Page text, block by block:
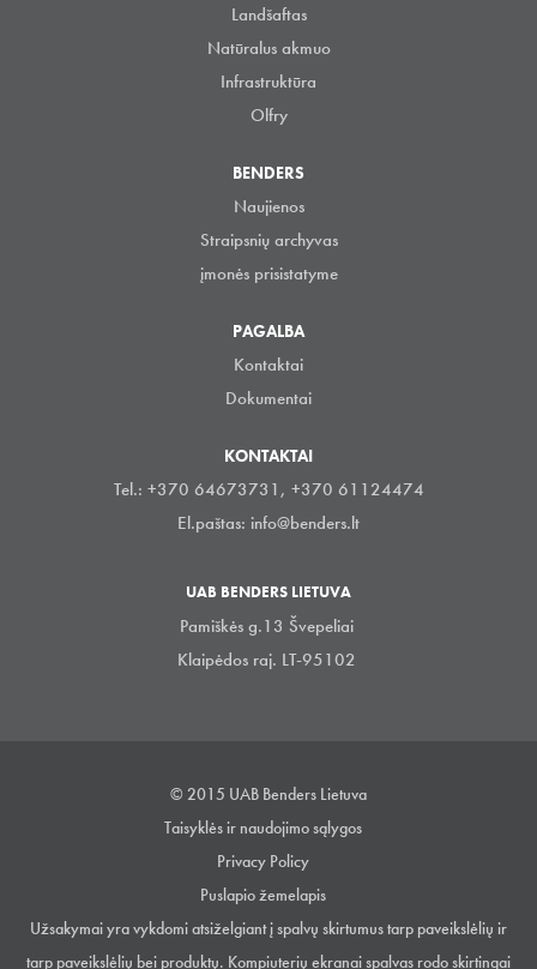
Landšaftas
Natūralus akmuo
Infrastruktūra
Olfry
BENDERS
Naujienos
Straipsnių archyvas
įmonės prisistatyme
PAGALBA
Kontaktai
Dokumentai
KONTAKTAI
Tel.: +370 64673731, +370 61124474
El.paštas: info@benders.lt
UAB BENDERS LIETUVA
Pamiškės g.13 Švepeliai
Klaipėdos raj. LT-95102
© 2015 UAB Benders Lietuva
Taisyklės ir naudojimo sąlygos
Privacy Policy
Puslapio žemelapis
Užsakymai yra vykdomi atsiželgiant į spalvų skirtumus tarp paveikslėlių ir
tarp paveikslėlių bei produktų. Kompiuterių ekranai spalvas rodo skirtingai